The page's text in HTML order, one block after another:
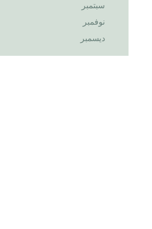
سبتمبر
نوفمبر
ديسمبر